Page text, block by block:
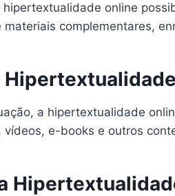
online
complementares,
a hipertextualidade
vídeos, e-books e outros